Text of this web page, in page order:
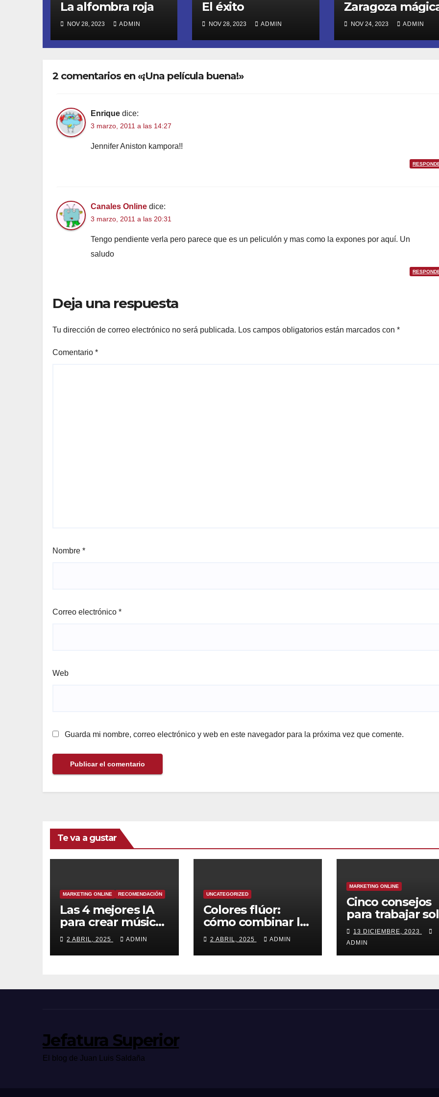
La alfombra roja
NOV 28, 2023 ADMIN
El éxito
NOV 28, 2023 ADMIN
Zaragoza
NOV 24, 2023 ADMIN
2 comentarios en «¡Una película buena!»
Enrique dice:
3 marzo, 2011 a las 14:27
Jennifer Aniston kampora!!
Canales Online dice:
3 marzo, 2011 a las 20:31
Tengo pendiente verla pero parece que es un peliculón y mas como la expones por aquí. Un
saludo
Deja una respuesta
Tu dirección de correo electrónico no será publicada. Los campos obligatorios están marcados con *
Comentario *
Nombre *
Correo electrónico *
Web
Guarda mi nombre, correo electrónico y web en este navegador para la próxima vez que comente.
Te va a gustar
MARKETING ONLINE RECOMENDACIÓN
Las 4 mejores IA
para crear música
en 2025: crea
canciones
increíbles en
2 ABRIL, 2025 ADMIN
UNCATEGORIZED
Colores flúor:
cómo combinar la
ropa deportiva
2 ABRIL, 2025 ADMIN
MARKETING ONLINE
Cinco consejos
para trabajar
13 DICIEMBRE, 2023
ADMIN
Jefatura Superior
El blog de Juan Luis Saldaña